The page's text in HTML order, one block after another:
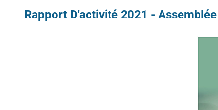
Rapport D'activité 2021 -